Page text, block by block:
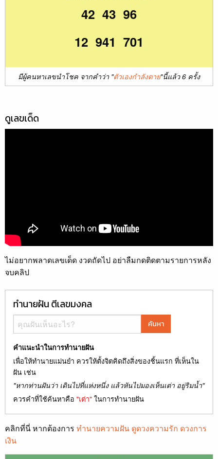
42 43 96
12 941 701
มีผู้คนหาเลขนำโชค จากคำว่า "ตัวเองกำลังตาย"นี้แล้ว 6 ครั้ง
ดูเลขเด็ด
ไม่อยากพลาดเลขเด็ด งวดถัดไป อย่าลืมกดติดตามรายการหลัง
จบคลิป
ทำนายฝัน ตีเลขมงคล
ค้นหา
คำแนะนำในการทำนายฝัน
เพื่อให้ทำนายแม่นยำ ควรให้ตั้งจิตคิดถึงสิ่งของชิ้นแรก ที่เห็นใน
ฝัน เช่น
"หากท่านฝันว่า เดินไปที่แห่งหนึ่ง แล้วหันไปมองเห็นเต่า อยู่ริมน้ำ"
ควรคำที่ใช้ค้นหาคือ "เต่า"ในการทำนายฝัน
คลิกที่นี่ หากต้องการ ทำนายความฝัน ดูดวงความรัก ดวงการ
เงิน